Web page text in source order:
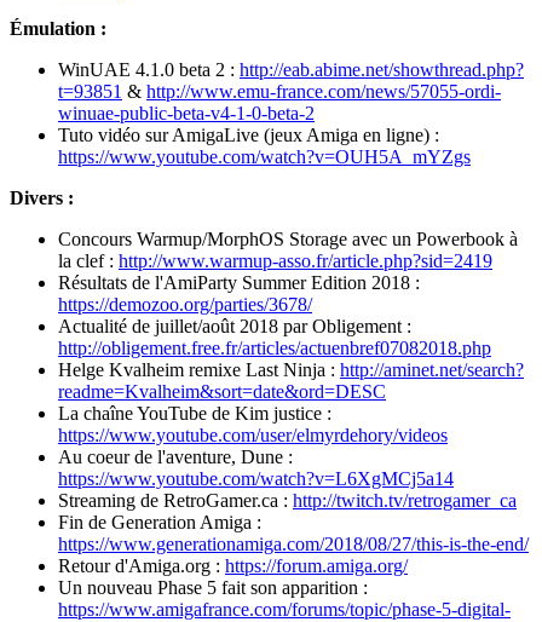
Émulation :
WinUAE 4.1.0 beta 2 : http://eab.abime.net/showthread.php?
t=93851 & http://www.emu-france.com/news/57055-ordi-
winuae-public-beta-v4-1-0-beta-2
Tuto vidéo sur AmigaLive (jeux Amiga en ligne) :
https://www.youtube.com/watch?v=OUH5A_mYZgs
Divers :
Concours Warmup/MorphOS Storage avec un Powerbook à
la clef : http://www.warmup-asso.fr/article.php?sid=2419
Résultats de l'AmiParty Summer Edition 2018 :
https://demozoo.org/parties/3678/
Actualité de juillet/août 2018 par Obligement :
http://obligement.free.fr/articles/actuenbref07082018.php
Helge Kvalheim remixe Last Ninja : http://aminet.net/search?
readme=Kvalheim&sort=date&ord=DESC
La chaîne YouTube de Kim justice :
https://www.youtube.com/user/elmyrdehory/videos
Au coeur de l'aventure, Dune :
https://www.youtube.com/watch?v=L6XgMCj5a14
Streaming de RetroGamer.ca : http://twitch.tv/retrogamer_ca
Fin de Generation Amiga :
https://www.generationamiga.com/2018/08/27/this-is-the-end/
Retour d'Amiga.org : https://forum.amiga.org/
Un nouveau Phase 5 fait son apparition :
https://www.amigafrance.com/forums/topic/phase-5-digital-